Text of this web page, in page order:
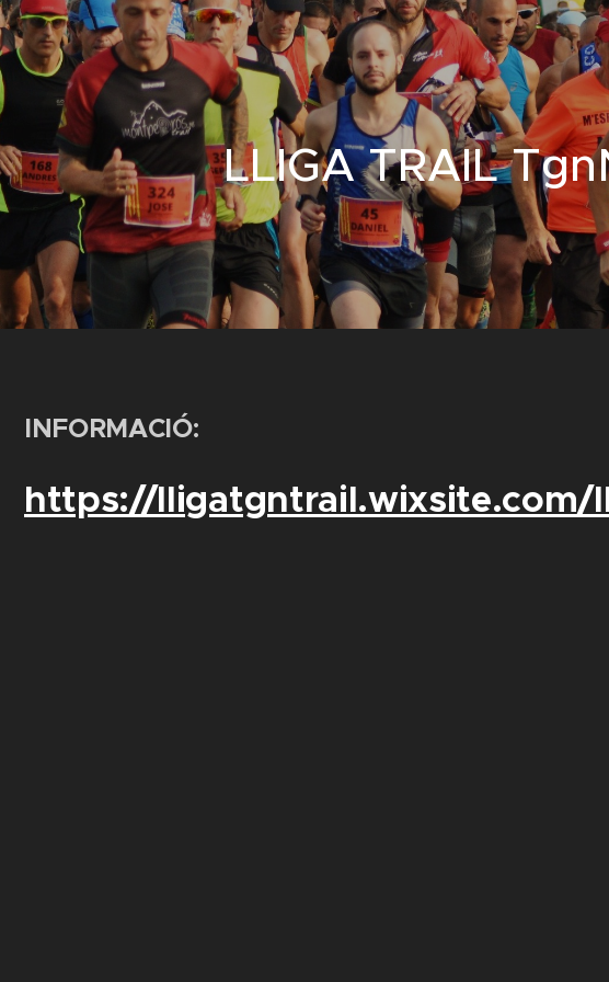
LLIGA TRAIL
INFORMACIÓ:
https://lligatgntrail.wixsite.com/